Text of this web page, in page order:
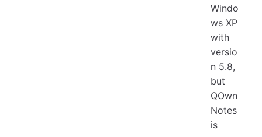
Windo
ws XP
with
versio
n 5.8,
but
QOwn
Notes
is